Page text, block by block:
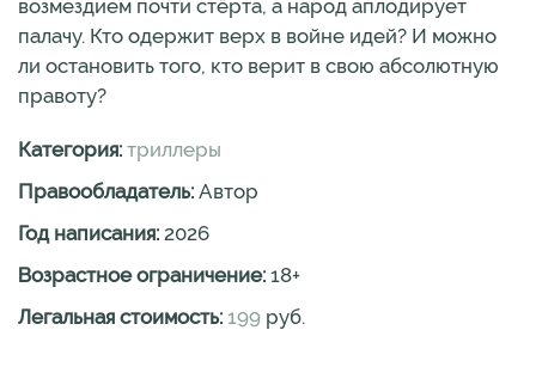
возмездием почти стёрта, а народ аплодирует
палачу. Кто одержит верх в войне идей? И можно
ли остановить того, кто верит в свою абсолютную
правоту?
Категория: триллеры
Правообладатель: Автор
Год написания: 2026
Возрастное ограничение: 18+
Легальная стоимость: 199 руб.